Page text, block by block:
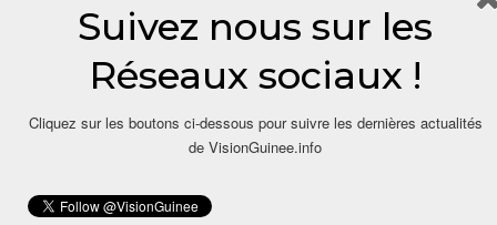
Suivez nous sur les
Réseaux sociaux !
Cliquez sur les boutons ci-dessous pour suivre les dernières actualités
de VisionGuinee.info